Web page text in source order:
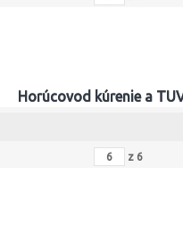
Horúcovod kúrenie a
z 6